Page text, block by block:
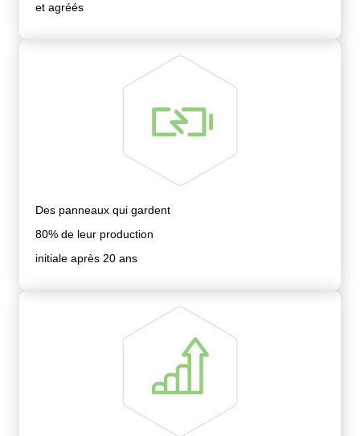
et agréés
Des panneaux qui gardent
80% de leur production
initiale après 20 ans